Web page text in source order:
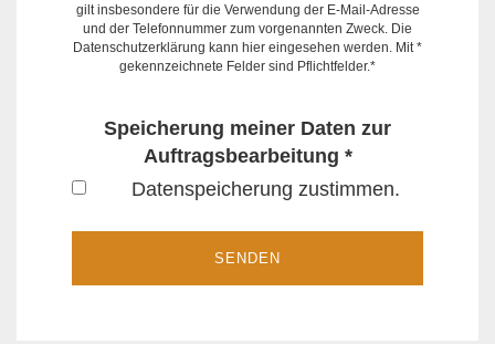
gilt insbesondere für die Verwendung der E-Mail-Adresse
und der Telefonnummer zum vorgenannten Zweck. Die
Datenschutzerklärung kann hier eingesehen werden. Mit *
gekennzeichnete Felder sind Pflichtfelder.*
Speicherung meiner Daten zur
Auftragsbearbeitung *
Datenspeicherung zustimmen.